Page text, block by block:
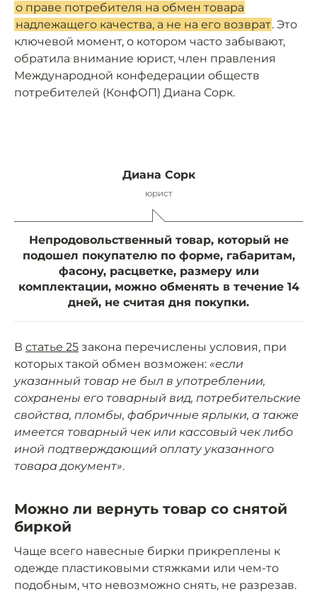
о праве потребителя на обмен товара
надлежащего качества, а не на его возврат. Это
ключевой момент, о котором часто забывают,
обратила внимание юрист, член правления
Международной конфедерации обществ
потребителей (КонфОП) Диана Сорк.
Диана Сорк
юрист
Непродовольственный товар, который не
подошел покупателю по форме, габаритам,
фасону, расцветке, размеру или
комплектации, можно обменять в течение 14
дней, не считая дня покупки.
В статье 25 закона перечислены условия, при
которых такой обмен возможен: «если
указанный товар не был в употреблении,
сохранены его товарный вид, потребительские
свойства, пломбы, фабричные ярлыки, а также
имеется товарный чек или кассовый чек либо
иной подтверждающий оплату указанного
товара документ».
Можно ли вернуть товар со снятой
биркой
Чаще всего навесные бирки прикреплены к
одежде пластиковыми стяжками или чем-то
подобным, что невозможно снять, не разрезав.